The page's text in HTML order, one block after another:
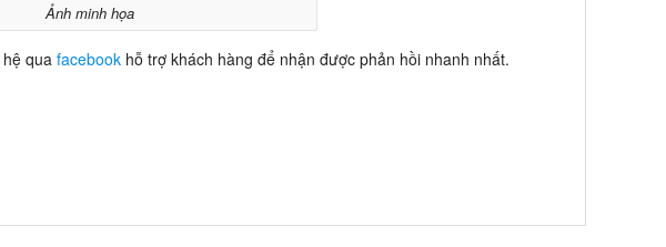
Ảnh minh họa
hệ quafacebook hỗ trợ khách hàng để nhận được phản hồi nhanh nhất.